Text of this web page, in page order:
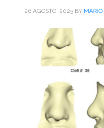
26 AGOSTO, 2025BY MARIO